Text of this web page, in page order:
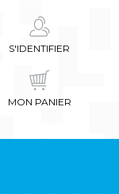
S'IDENTIFIER
MON PANIER